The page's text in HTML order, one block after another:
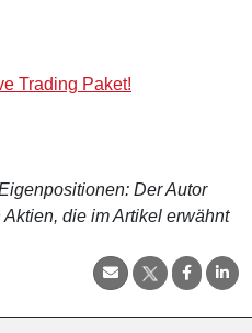
Trading Paket!
Der Autor
die im Artikel erwähnt